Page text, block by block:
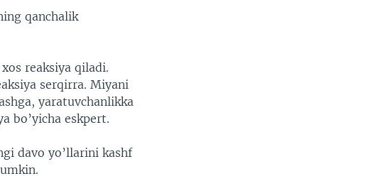
qanchalik
reaksiya qiladi.
serqirra. Miyani
yaratuvchanlikka
bo’yicha eskpert.
davo yo’llarini kashf